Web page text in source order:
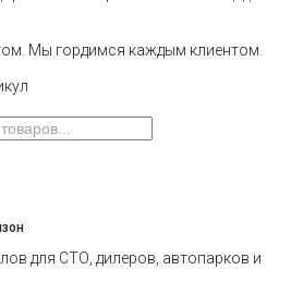
Мы гордимся каждым клиентом.
для СТО, дилеров, автопарков и